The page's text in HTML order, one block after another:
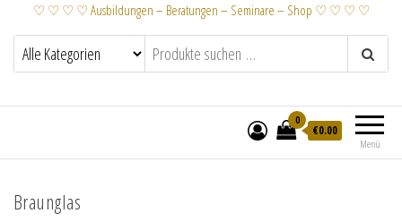
♡ ♡ ♡ ♡ Ausbildungen – Beratungen – Seminare – Shop ♡ ♡ ♡ ♡
Menü
0
€0.00
Braunglas